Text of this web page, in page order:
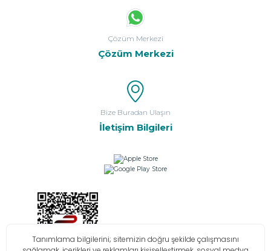
Çözüm Merkezi
Çözüm Merkezi
Bize Buradan Ulaşın
İletişim Bilgileri